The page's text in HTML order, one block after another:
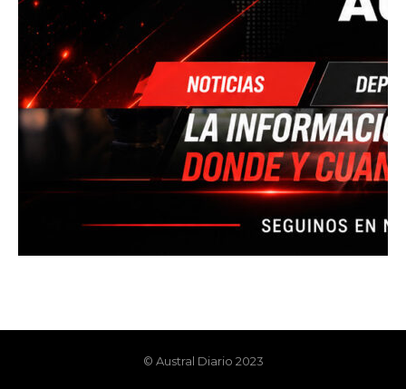
© Austral Diario 2023